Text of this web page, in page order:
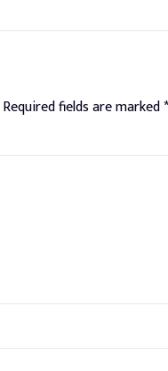
Required fields are marked*